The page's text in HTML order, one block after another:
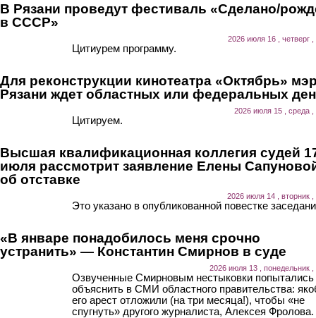
В Рязани проведут фестиваль «Сделано/
в СССР»
2026 июля 16 , четверг ,
Цитиурем программу.
Для реконструкции кинотеатра «Октябрь»
Рязани ждет областных или федеральных
2026 июля 15 , среда ,
Цитируем.
Высшая квалификационная коллегия судей
июля рассмотрит заявление Елены
об отставке
2026 июля 14 , вторник ,
Это указано в опубликованной повестке
«В январе понадобилось меня срочно
устранить» — Константин Смирнов в суде
2026 июля 13 , понедельник ,
Озвученные Смирновым нестыковки попытались
объяснить в СМИ областного правительства:
его арест отложили (на три месяца!), чтобы «не
спугнуть» другого журналиста, Алексея Фролова.